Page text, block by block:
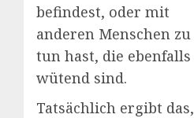
befindest, oder mit
anderen Menschen zu
tun hast, die ebenfalls
wütend sind.
Tatsächlich ergibt das,